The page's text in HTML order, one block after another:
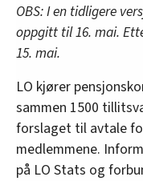
OBS: I en tidligere
oppgitt til 16. mai.
15. mai.
LO kjører
sammen 1500
forslaget til avtale
medlemmene.
på LO Stats og